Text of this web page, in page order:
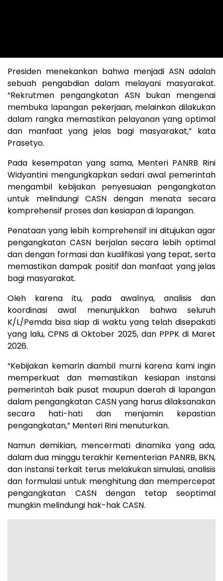
Presiden menekankan bahwa menjadi ASN adalah
sebuah pengabdian dalam melayani masyarakat.
“Rekrutmen pengangkatan ASN bukan mengenai
membuka lapangan pekerjaan, melainkan dilakukan
dalam rangka memastikan pelayanan yang optimal
dan manfaat yang jelas bagi masyarakat,” kata
Prasetyo.
Pada kesempatan yang sama, Menteri PANRB Rini
Widyantini mengungkapkan sedari awal pemerintah
mengambil kebijakan penyesuaian pengangkatan
untuk melindungi CASN dengan menata secara
komprehensif proses dan kesiapan di lapangan.
Penataan yang lebih komprehensif ini ditujukan agar
pengangkatan CASN berjalan secara lebih optimal
dan dengan formasi dan kualifikasi yang tepat, serta
memastikan dampak positif dan manfaat yang jelas
bagi masyarakat.
Oleh karena itu, pada awalnya, analisis dan
koordinasi awal menunjukkan bahwa seluruh
K/L/Pemda bisa siap di waktu yang telah disepakati
yang lalu, CPNS di Oktober 2025, dan PPPK di Maret
2026.
“Kebijakan kemarin diambil murni karena kami ingin
memperkuat dan memastikan kesiapan instansi
pemerintah baik pusat maupun daerah di lapangan
dalam pengangkatan CASN yang harus dilaksanakan
secara hati-hati dan menjamin kepastian
pengangkatan,” Menteri Rini menuturkan.
Namun demikian, mencermati dinamika yang ada,
dalam dua minggu terakhir Kementerian PANRB, BKN,
dan instansi terkait terus melakukan simulasi, analisis
dan formulasi untuk menghitung dan mempercepat
pengangkatan CASN dengan tetap seoptimal
mungkin melindungi hak-hak CASN.